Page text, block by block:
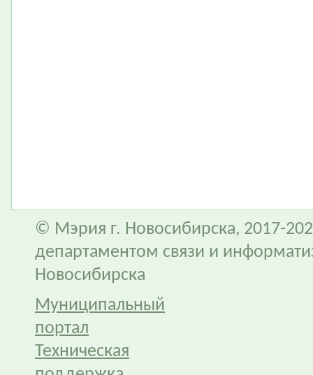
© Мэрия г. Новосибирска, 2017-
департаментом связи и
Новосибирска
Муниципальный
портал
Техническая